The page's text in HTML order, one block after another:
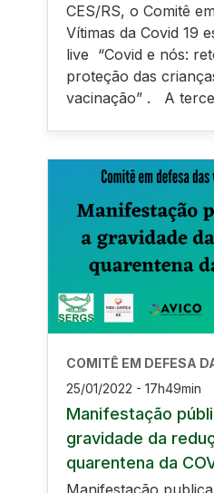
CES/RS, o Comitê
Vítimas da Covid 19
live “Covid e nós:
proteção das
vacinação” . A
COMITÊ EM DEFESA
25/01/2022 - 17h49min
Manifestação
gravidade da
quarentena da
Manifestação